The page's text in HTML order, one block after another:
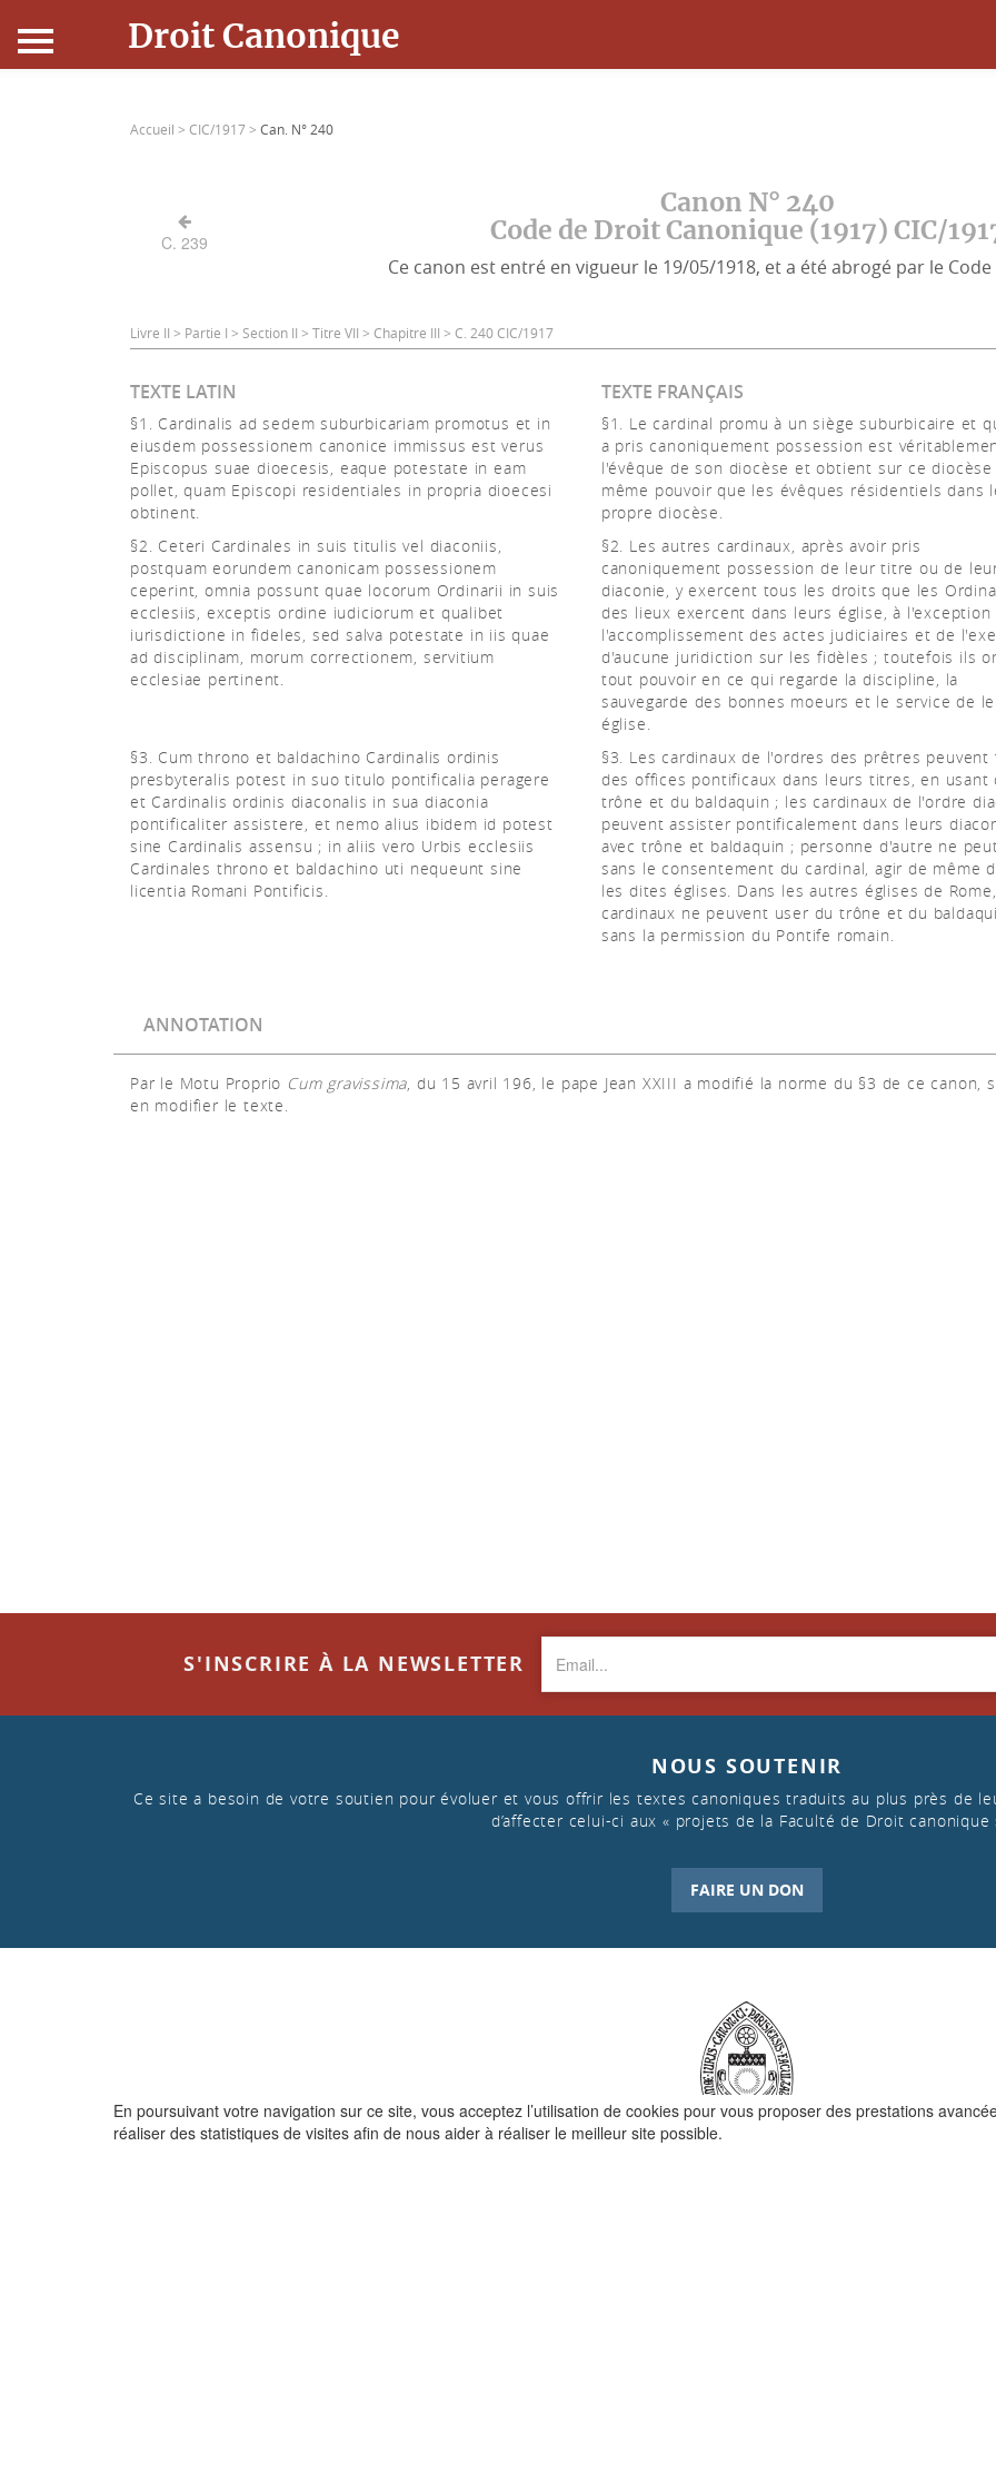
En poursuivant votre navigation sur ce site, vous acceptez l’utilisation de cookies pour vous proposer des prestations
réaliser des statistiques de visites afin de nous aider à réaliser le meilleur site possible.
Droit Canonique
Connexion
Accueil > CIC/1917 > Can. N° 240
C. 239
Canon N° 240
Code de Droit Canonique (1917) CIC/
Ce canon est entré en vigueur le 19/05/1918, et a été abrogé par le
Livre II > Partie I > Section II > Titre VII > Chapitre III > C. 240 CIC/1917
TEXTE LATIN TEXTE FRANÇAIS
§1. Cardinalis ad sedem suburbicariam promotus et in
eiusdem possessionem canonice immissus est verus
Episcopus suae dioecesis, eaque potestate in eam
pollet, quam Episcopi residentiales in propria dioecesi
obtinent.
§1. Le cardinal promu à un siège suburbicaire et
a pris canoniquement possession est
l'évêque de son diocèse et obtient sur ce
même pouvoir que les évêques résidentiels dans
propre diocèse.
§2. Ceteri Cardinales in suis titulis vel diaconiis,
postquam eorundem canonicam possessionem
ceperint, omnia possunt quae locorum Ordinarii in suis
ecclesiis, exceptis ordine iudiciorum et qualibet
iurisdictione in fideles, sed salva potestate in iis quae
ad disciplinam, morum correctionem, servitium
ecclesiae pertinent.
§2. Les autres cardinaux, après avoir pris
canoniquement possession de leur titre ou de
diaconie, y exercent tous les droits que les
des lieux exercent dans leurs église, à l'exception
l'accomplissement des actes judiciaires et de
d'aucune juridiction sur les fidèles ; toutefois ils
tout pouvoir en ce qui regarde la discipline, la
sauvegarde des bonnes moeurs et le service de
église.
§3. Cum throno et baldachino Cardinalis ordinis
presbyteralis potest in suo titulo pontificalia peragere
et Cardinalis ordinis diaconalis in sua diaconia
pontificaliter assistere, et nemo alius ibidem id potest
sine Cardinalis assensu ; in aliis vero Urbis ecclesiis
Cardinales throno et baldachino uti nequeunt sine
licentia Romani Pontificis.
§3. Les cardinaux de l'ordres des prêtres peuvent
des offices pontificaux dans leurs titres, en usant
trône et du baldaquin ; les cardinaux de l'ordre
peuvent assister pontificalement dans leurs
avec trône et baldaquin ; personne d'autre ne
sans le consentement du cardinal, agir de même
les dites églises. Dans les autres églises de
cardinaux ne peuvent user du trône et du
sans la permission du Pontife romain.
ANNOTATION
Par le Motu Proprio Cum gravissima, du 15 avril 196, le pape Jean XXIII a modifié la norme du §3 de ce canon,
en modifier le texte.
S'INSCRIRE À LA NEWSLETTER
NOUS SOUTENIR
Ce site a besoin de votre soutien pour évoluer et vous offrir les textes canoniques traduits au plus près de
d’affecter celui-ci aux « projets de la Faculté de Droit canonique
FAIRE UN DON